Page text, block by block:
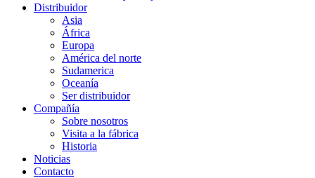
Distribuidor
Asia
África
Europa
América del norte
Sudamerica
Oceanía
Ser distribuidor
Compañía
Sobre nosotros
Visita a la fábrica
Historia
Noticias
Contacto